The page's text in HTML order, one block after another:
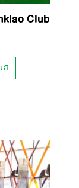
Club
ส